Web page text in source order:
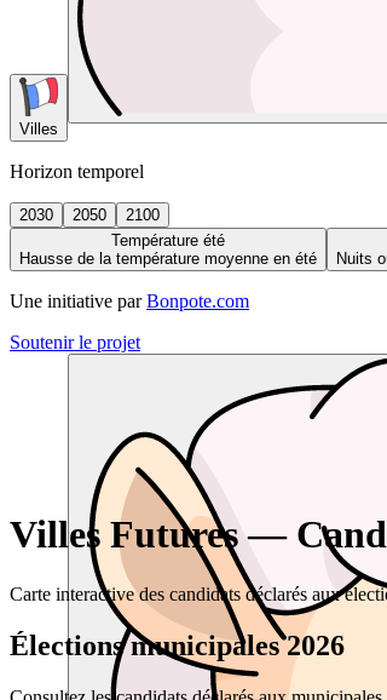
Villes
Horizon temporel
2030 2050
2100
Température été
Hausse de la température moyenne en été
Nuits
Une initiative par Bonpote.com
Soutenir le projet
Villes Futures —
Carte interactive des candidats déclarés aux
Élections municipales 2026